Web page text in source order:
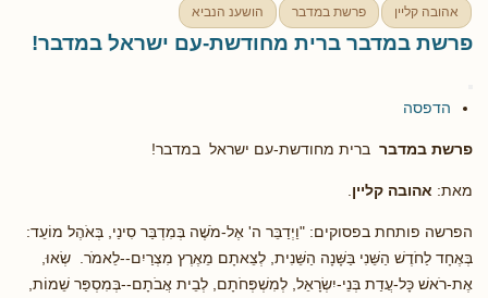
אהובה קליין פרשת במדבר הושענ הנביא
פרשת במדבר ברית מחודשת-עם ישראל במדבר!
הדפסה
פרשת במדבר ברית מחודשת-עם ישראל במדבר!
מאת: אהובה קליין
הפרשה פותחת בפסוקים: "וַיְדַבֵּר ה' אֶל-מֹשֶׁה בְּמִדְבַּר סִינַי, בְּאֹהֶל מוֹעֵד:
בְּאֶחָד לַחֹדֶשׁ הַשֵּׁנִי בַּשָּׁנָה הַשֵּׁנִית, לְצֵאתָם מֵאֶרֶץ מִצְרַיִם--לֵאמֹר. שְׂאוּ,
אֶת-רֹאשׁ כָּל-עֲדַת בְּנֵי-יִשְׂרָאֵל, לְמִשְׁפְּחֹתָם, לְבֵית אֲבֹתָם--בְּמִסְפַּר שֵׁמוֹת,